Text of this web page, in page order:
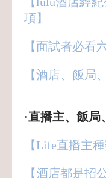
項】
【面試者必看
【酒店、飯局
·直播主、飯
【Life直播主
【酒店都是招